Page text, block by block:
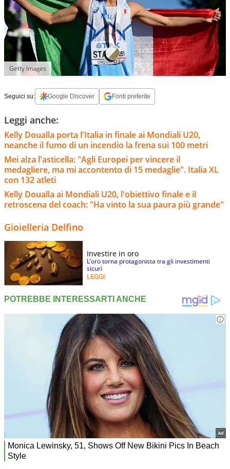
Getty Images
Seguici su: Google Discover Fonti preferite
Leggi anche:
Kelly Doualla porta l'Italia in finale ai Mondiali U20,
neanche il fumo di un incendio la frena sui 100 metri
Mei alza l'asticella: "Agli Europei per vincere il
medagliere, ma mi accontento di 15 medaglie". Italia XL
con 132 atleti
Kelly Doualla ai Mondiali U20, l'obiettivo finale e il
retroscena del coach: "Ha vinto la sua paura più grande"
Gioielleria Delfino
Investire in oro
L’oro torna protagonista tra gli investimenti
sicuri
LEGGI